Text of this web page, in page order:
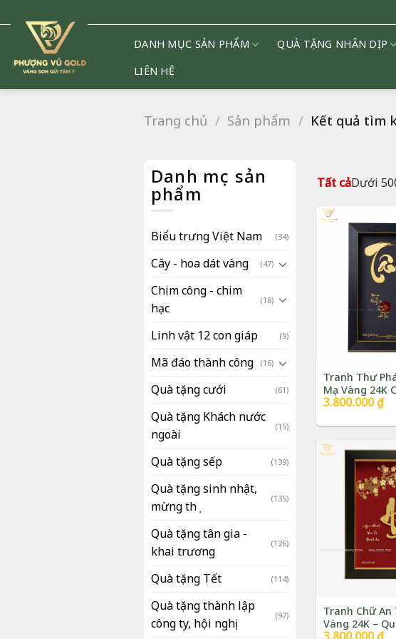
đến
dung
DANH MỤC SẢN PHẨM QUÀ TẶNG NHÂN DỊP
LIÊN HỆ
Trang chủ / Sản phẩm / Kết quả tìm
Danh mục sản
phẩm
Biểu trưng Việt Nam (34)
Cây - hoa dát vàng (47)
Chim công - chim
hạc
(18)
Linh vật 12 con giáp (9)
Mã đáo thành công (16)
Quà tặng cưới (61)
Quà tặng Khách nước
ngoài
(15)
Quà tặng sếp (139)
Quà tặng sinh nhật,
mừng thọ
(135)
Quà tặng tân gia -
khai trương
(126)
Quà tặng Tết (114)
Quà tặng thành lập
công ty, hội nghị
(97)
Tất cảDưới
Tranh Thư
Mạ Vàng 24K
Phượng Vũ
Giá
3.800.000₫Giá
hiện
Tranh Chữ An
Vàng 24K –
Giá Giá